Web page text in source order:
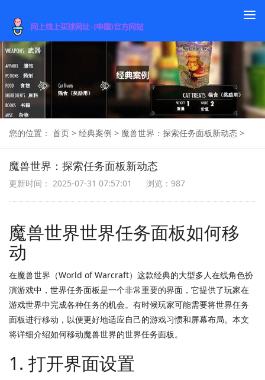
您的位置： 首页 > 经典案例 > 魔兽世界：探索任务面板新动态 >
魔兽世界：探索任务面板新动态
更新时间： 2025-07-31 07:57:01 浏览：987
魔兽世界世界任务面板如何移
动
在魔兽世界（World of Warcraft）这款经典的大型多人在线角色扮
演游戏中，世界任务面板是一个非常重要的界面，它提供了玩家在
游戏世界中完成各种任务的机会。有时候玩家可能需要将世界任务
面板进行移动，以便更好地适应自己的游戏习惯和屏幕布局。本文
将详细介绍如何移动魔兽世界的世界任务面板。
1. 打开界面设置